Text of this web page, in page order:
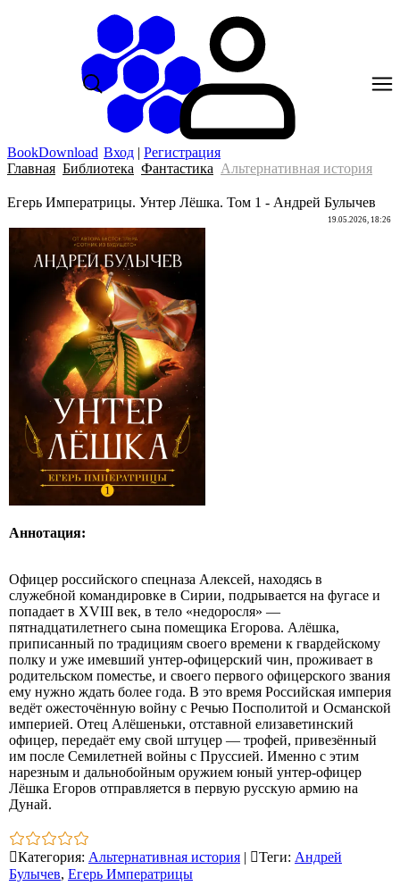
BookDownload Вход | Регистрация
Главная Библиотека Фантастика Альтернативная история
Егерь Императрицы. Унтер Лёшка. Том 1 - Андрей Булычев
19.05.2026, 18:26
Аннотация:
Офицер российского спецназа Алексей, находясь в
служебной командировке в Сирии, подрывается на фугасе и
попадает в XVIII век, в тело «недоросля» —
пятнадцатилетнего сына помещика Егорова. Алёшка,
приписанный по традициям своего времени к гвардейскому
полку и уже имевший унтер‑офицерский чин, проживает в
родительском поместье, и своего первого офицерского звания
ему нужно ждать более года. В это время Российская империя
ведёт ожесточённую войну с Речью Посполитой и Османской
империей. Отец Алёшеньки, отставной елизаветинский
офицер, передаёт ему свой штуцер — трофей, привезённый
им после Семилетней войны с Пруссией. Именно с этим
нарезным и дальнобойным оружием юный унтер‑офицер
Лёшка Егоров отправляется в первую русскую армию на
Дунай.
Категория: Альтернативная история | Теги: Андрей
Булычев, Егерь Императрицы